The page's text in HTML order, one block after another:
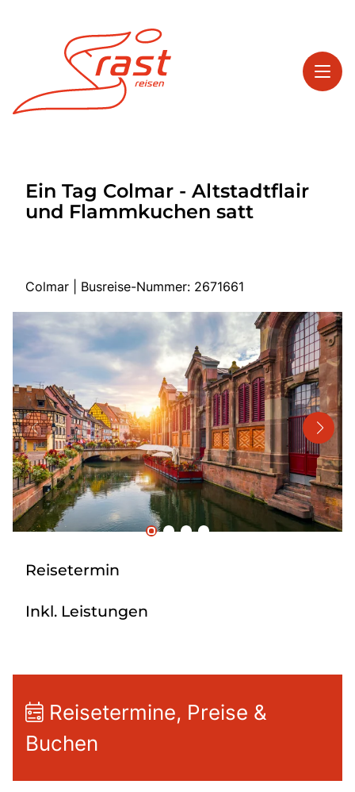
Highlights
Service
Start
Tagesreisen
Mehrtagesreisen
Bus anmieten
Linienverkehr
Service
Kontakt
Ein Tag Colmar - Altstadtflair
und Flammkuchen satt
Colmar | Busreise-Nummer: 2671661
Reisetermin
Inkl. Leistungen
Reisetermine, Preise &
Buchen